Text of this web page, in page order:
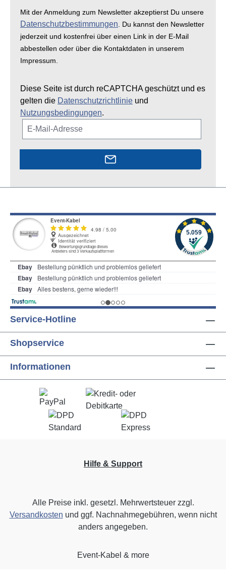
Mit der Anmeldung zum Newsletter akzeptierst Du unsere
Datenschutzbestimmungen . Du kannst den Newsletter
jederzeit und kostenfrei über einen Link in der E-Mail
abbestellen oder über die Kontaktdaten in unserem
Impressum.
Diese Seite ist durch reCAPTCHA geschützt und es
gelten die Datenschutzrichtlinie und
Nutzungsbedingungen.
Service-Hotline
Shopservice
Informationen
Hilfe & Support
Alle Preise inkl. gesetzl. Mehrwertsteuer zzgl.
Versandkosten und ggf. Nachnahmegebühren, wenn nicht
anders angegeben.
Event-Kabel & more